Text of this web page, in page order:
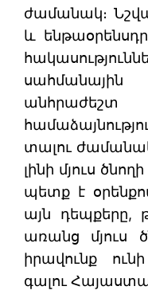
ժամանակ։
և
անհրաժեշտ
տալու
լինի մյուս
պետք է
այն դեպքերը,
առանց մյուս
իրավունք
գալու